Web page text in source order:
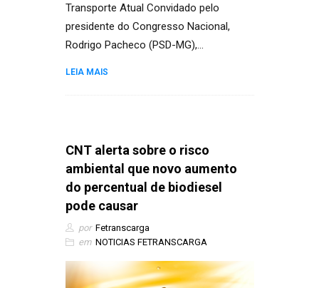
Transporte Atual Convidado pelo
presidente do Congresso Nacional,
Rodrigo Pacheco (PSD-MG),…
LEIA MAIS
CNT alerta sobre o risco
ambiental que novo aumento
do percentual de biodiesel
pode causar
por Fetranscarga
em NOTICIAS FETRANSCARGA